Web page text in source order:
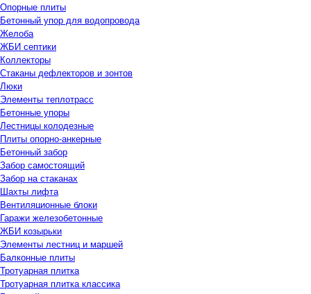
Опорные плиты
Бетонный упор для водопровода
Желоба
ЖБИ септики
Коллекторы
Стаканы дефлекторов и зонтов
Люки
Элементы теплотрасс
Бетонные упоры
Лестницы колодезные
Плиты опорно-анкерные
Бетонный забор
Забор самостоящий
Забор на стаканах
Шахты лифта
Вентиляционные блоки
Гаражи железобетонные
ЖБИ козырьки
Элементы лестниц и маршей
Балконные плиты
Тротуарная плитка
Тротуарная плитка классика